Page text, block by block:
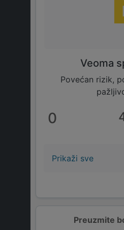
Preuzmite
Veoma
Povećan rizik,
0
Prikaži sve